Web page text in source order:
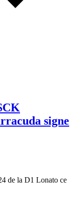
signe
de la D1 Lonato ce